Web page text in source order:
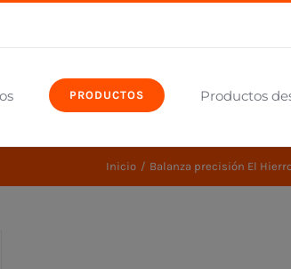
PRODUCTOS Productos
Inicio Balanza precisión El